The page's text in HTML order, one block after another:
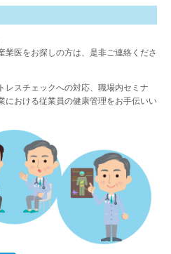
業医をお探しの方は、是非ご連絡くださ
レスチェックへの対応、職場内セミナ
における従業員の健康管理をお手伝いい